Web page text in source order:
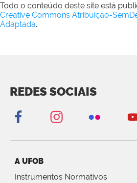
Todo o conteúdo deste site está
Creative Commons Atribuição-
Adaptada.
REDES SOCIAIS
A UFOB
Instrumentos Normativos